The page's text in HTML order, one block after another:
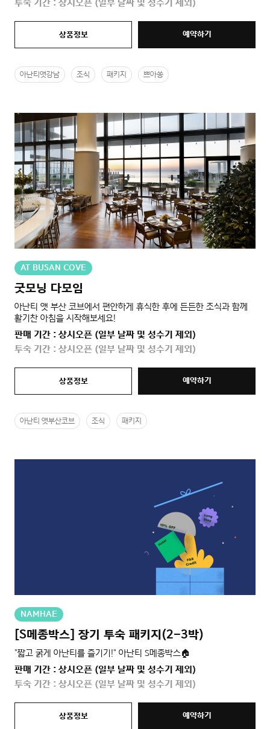
투숙 기간 : 상시오픈 (일부 날짜 및 성수기 제외)
상품정보 예약하기
아난티앳강남 조식 패키지 쁘아쏭
AT BUSAN COVE
굿모닝 다모임
아난티 앳 부산 코브에서 편안하게 휴식한 후에 든든한 조식과 함께
활기찬 아침을 시작해보세요!
판매 기간 : 상시오픈 (일부 날짜 및 성수기 제외)
투숙 기간 : 상시오픈 (일부 날짜 및 성수기 제외)
상품정보 예약하기
아난티 앳부산코브 조식 패키지
NAMHAE
[S메종박스] 장기 투숙 패키지(2-3박)
"짧고 굵게 아난티를 즐기기!" 아난티 S메종박스🏠
판매 기간 : 상시오픈 (일부 날짜 및 성수기 제외)
투숙 기간 : 상시오픈 (일부 날짜 및 성수기 제외)
상품정보 예약하기